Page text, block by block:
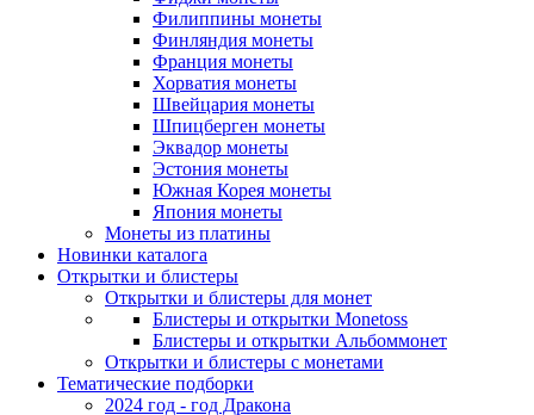
Филиппины монеты
Финляндия монеты
Франция монеты
Хорватия монеты
Швейцария монеты
Шпицберген монеты
Эквадор монеты
Эстония монеты
Южная Корея монеты
Япония монеты
Монеты из платины
Новинки каталога
Открытки и блистеры
Открытки и блистеры для монет
Блистеры и открытки Monetoss
Блистеры и открытки Альбоммонет
Открытки и блистеры с монетами
Тематические подборки
2024 год - год Дракона